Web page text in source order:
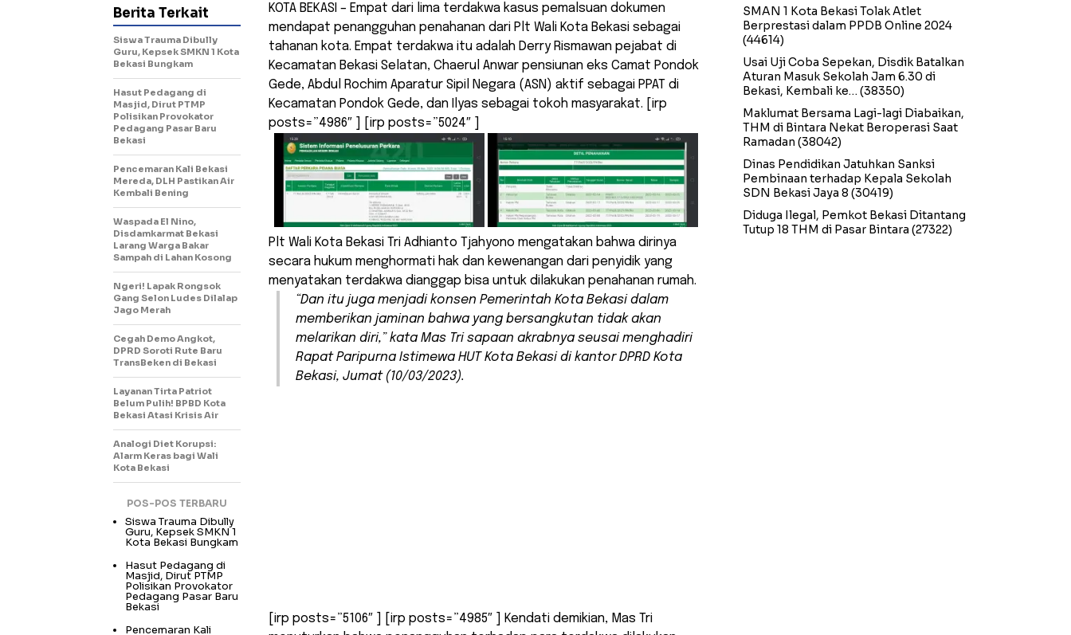
KOTA BEKASI – Empat dari lima terdakwa kasus pemalsuan dokumen
mendapat penangguhan penahanan dari Plt Wali Kota Bekasi sebagai
tahanan kota. Empat terdakwa itu adalah Derry Rismawan pejabat di
Kecamatan Bekasi Selatan, Chaerul Anwar pensiunan eks Camat Pondok
Gede, Abdul Rochim Aparatur Sipil Negara (ASN) aktif sebagai PPAT di
Kecamatan Pondok Gede, dan Ilyas sebagai tokoh masyarakat. [irp
posts=”4986″ ] [irp posts=”5024″ ]
Plt Wali Kota Bekasi Tri Adhianto Tjahyono mengatakan bahwa dirinya
secara hukum menghormati hak dan kewenangan dari penyidik yang
menyatakan terdakwa dianggap bisa untuk dilakukan penahanan rumah.
“Dan itu juga menjadi konsen Pemerintah Kota Bekasi dalam
memberikan jaminan bahwa yang bersangkutan tidak akan
melarikan diri,” kata Mas Tri sapaan akrabnya seusai menghadiri
Rapat Paripurna Istimewa HUT Kota Bekasi di kantor DPRD Kota
Bekasi, Jumat (10/03/2023).
[irp posts=”5106″ ] [irp posts=”4985″ ] Kendati demikian, Mas Tri
Berita Terkait
Siswa Trauma Dibully
Guru, Kepsek SMKN 1 Kota
Bekasi Bungkam
Hasut Pedagang di
Masjid, Dirut PTMP
Polisikan Provokator
Pedagang Pasar Baru
Bekasi
Pencemaran Kali Bekasi
Mereda, DLH Pastikan Air
Kembali Bening
Waspada El Nino,
Disdamkarmat Bekasi
Larang Warga Bakar
Sampah di Lahan Kosong
Ngeri! Lapak Rongsok
Gang Selon Ludes Dilalap
Jago Merah
Cegah Demo Angkot,
DPRD Soroti Rute Baru
TransBeken di Bekasi
Layanan Tirta Patriot
Belum Pulih! BPBD Kota
Bekasi Atasi Krisis Air
Analogi Diet Korupsi:
Alarm Keras bagi Wali
Kota Bekasi
POS-POS TERBARU
Siswa Trauma Dibully
Guru, Kepsek SMKN 1
Kota Bekasi Bungkam
Hasut Pedagang di
Masjid, Dirut PTMP
Polisikan Provokator
Pedagang Pasar Baru
Bekasi
Pencemaran Kali
SMAN 1 Kota Bekasi Tolak Atlet
Berprestasi dalam PPDB Online 2024
(44614)
Usai Uji Coba Sepekan, Disdik Batalkan
Aturan Masuk Sekolah Jam 6.30 di
Bekasi, Kembali ke… (38350)
Maklumat Bersama Lagi-lagi Diabaikan,
THM di Bintara Nekat Beroperasi Saat
Ramadan (38042)
Dinas Pendidikan Jatuhkan Sanksi
Pembinaan terhadap Kepala Sekolah
SDN Bekasi Jaya 8 (30419)
Diduga Ilegal, Pemkot Bekasi Ditantang
Tutup 18 THM di Pasar Bintara (27322)